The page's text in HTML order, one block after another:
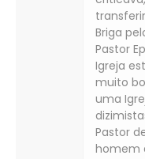
Briga
Pastor
Igreja
muito
uma
Pastor
homem